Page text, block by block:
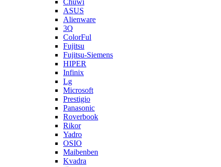
Chuwi
ASUS
Alienware
3Q
ColorFul
Fujitsu
Fujitsu-Siemens
HIPER
Infinix
Lg
Microsoft
Prestigio
Panasonic
Roverbook
Rikor
Yadro
OSIO
Maibenben
Kvadra